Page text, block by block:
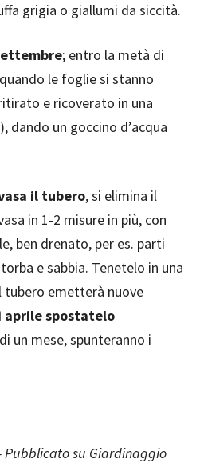
grigia o giallumi da siccità.
; entro la metà di
le foglie si stanno
e ricoverato in una
dando un goccino d’acqua
il tubero, si elimina il
in 1-2 misure in più, con
ben drenato, per es. parti
e sabbia. Tenetelo in una
tubero emetterà nuove
aprile spostatelo
un mese, spunteranno i
su Giardinaggio